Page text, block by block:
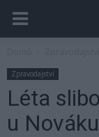
Zpravodajství
Léta
u